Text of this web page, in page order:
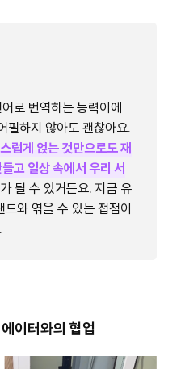
로 번역하는 능력이에
필하지 않아도 괜찮아요.
럽게 얹는 것만으로도 재
고 일상 속에서 우리 서
가 될 수 있거든요. 지금 유
와 엮을 수 있는 접점이
이터와의 협업